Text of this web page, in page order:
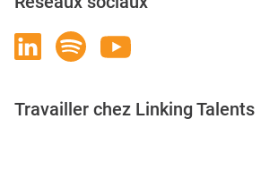
Travailler chez Linking Talents